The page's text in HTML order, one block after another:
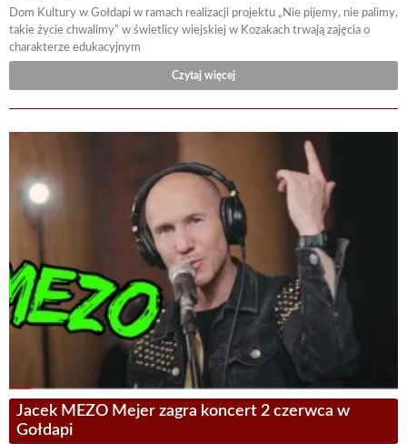
Dom Kultury w Gołdapi w ramach realizacji projektu „Nie pijemy, nie palimy,
takie życie chwalimy” w świetlicy wiejskiej w Kozakach trwają zajęcia o
charakterze edukacyjnym
Czytaj więcej
Jacek MEZO Mejer zagra koncert 2 czerwca w
Gołdapi